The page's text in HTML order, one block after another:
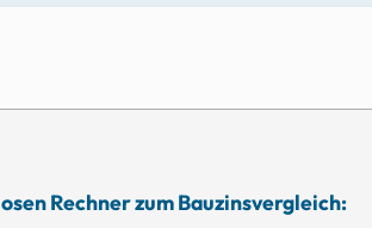
Rechner zum Bauzinsvergleich: